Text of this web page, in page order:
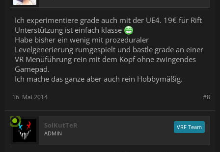
Ich experimentiere grade auch mit der UE4. 19€ für Rift
Unterstützung ist einfach klasse
Habe bisher ein wenig mit prozeduraler
Levelgenerierung rumgespielt und bastle grade an einer
VR Menüführung rein mit dem Kopf ohne zwingendes
Gamepad.
Ich mache das ganze aber auch rein Hobbymäßig.
#8
16. Mai 2014
SolKutTeR
ADMIN
VRF Team